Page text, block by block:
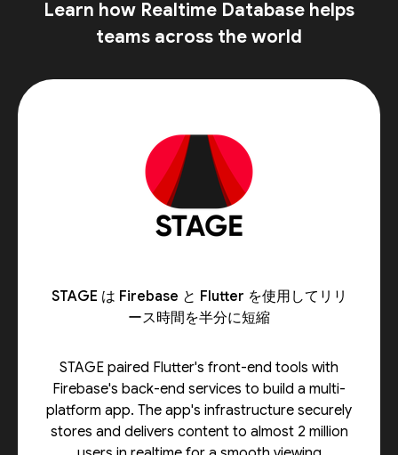
Learn how Realtime Database helps
teams across the world
STAGE は Firebase と Flutter を使用してリリ
ース時間を半分に短縮
STAGE paired Flutter's front-end tools with
Firebase's back-end services to build a multi-
platform app. The app's infrastructure securely
stores and delivers content to almost 2 million